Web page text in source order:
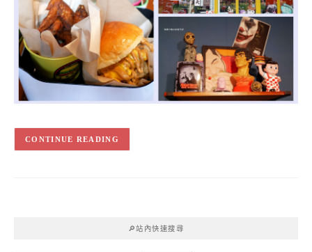
CONTINUE READING
🔎站內快速搜尋